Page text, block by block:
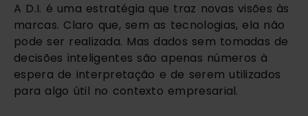
A D.I. é uma estratégia que traz novas visões às
marcas. Claro que, sem as tecnologias, ela não
pode ser realizada. Mas dados sem tomadas de
decisões inteligentes são apenas números à
espera de interpretação e de serem utilizados
para algo útil no contexto empresarial.